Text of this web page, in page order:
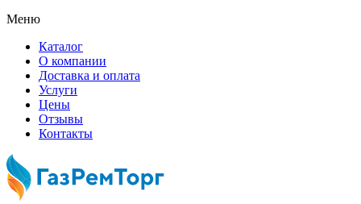
Меню
Каталог
О компании
Доставка и оплата
Услуги
Цены
Отзывы
Контакты